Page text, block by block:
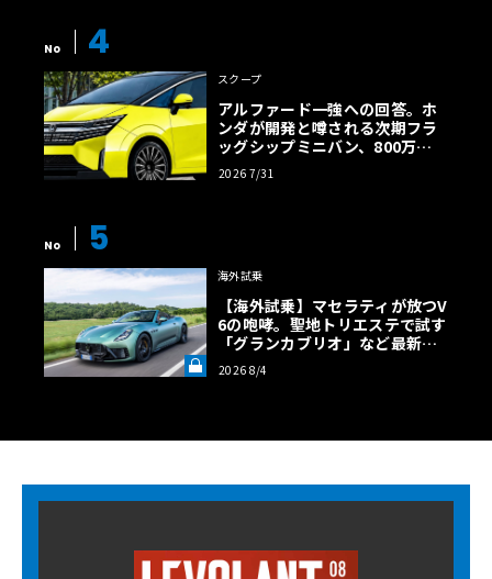
No 4
スクープ
アルファード一強への回答。ホ
ンダが開発と噂される次期フラ
ッグシップミニバン、800万円
超の勝算【予想CG】
2026 7/31
No 5
海外試乗
【海外試乗】マセラティが放つV
6の咆哮。聖地トリエステで試す
「グランカブリオ」など最新ト
ロフェオ3台の官能評価《LE VO
LANT LAB》
2026 8/4